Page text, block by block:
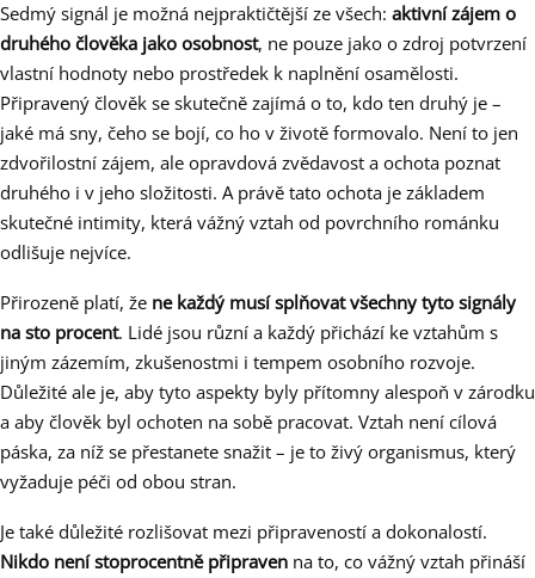
Sedmý signál je možná nejpraktičtější ze všech: aktivní zájem o
druhého člověka jako osobnost, ne pouze jako o zdroj potvrzení
vlastní hodnoty nebo prostředek k naplnění osamělosti.
Připravený člověk se skutečně zajímá o to, kdo ten druhý je –
jaké má sny, čeho se bojí, co ho v životě formovalo. Není to jen
zdvořilostní zájem, ale opravdová zvědavost a ochota poznat
druhého i v jeho složitosti. A právě tato ochota je základem
skutečné intimity, která vážný vztah od povrchního románku
odlišuje nejvíce.
Přirozeně platí, že ne každý musí splňovat všechny tyto signály
na sto procent. Lidé jsou různí a každý přichází ke vztahům s
jiným zázemím, zkušenostmi i tempem osobního rozvoje.
Důležité ale je, aby tyto aspekty byly přítomny alespoň v zárodku
a aby člověk byl ochoten na sobě pracovat. Vztah není cílová
páska, za níž se přestanete snažit – je to živý organismus, který
vyžaduje péči od obou stran.
Je také důležité rozlišovat mezi připraveností a dokonalostí.
Nikdo není stoprocentně připraven na to, co vážný vztah přináší